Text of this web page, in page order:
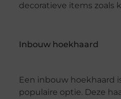
decoratieve items zoals
Inbouw hoekhaard
Een inbouw hoekhaard
populaire optie. Deze